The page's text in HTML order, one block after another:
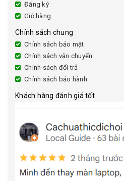
Đăng ký
Giỏ hàng
Chính sách chung
Chính sách bảo mật
Chính sách vận chuyển
Chính sách đổi trả
Chính sách bảo hành
Khách hàng đánh giá tốt